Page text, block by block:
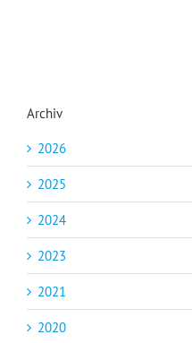
Archiv
2026
2025
2024
2023
2021
2020